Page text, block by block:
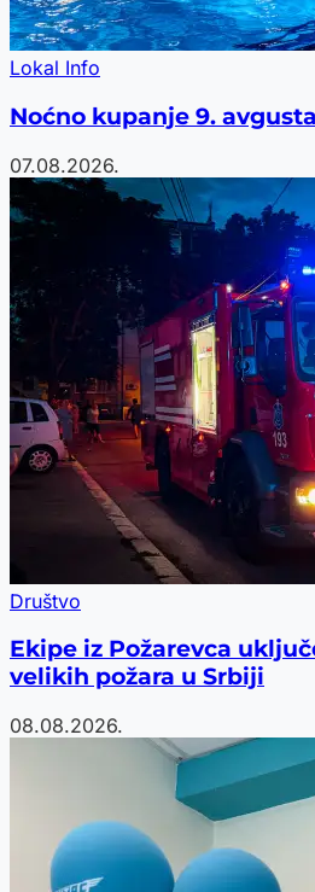
Lokal Info
Noćno kupanje 9. avgusta
07.08.2026.
Društvo
Ekipe iz Požarevca
velikih požara u Srbiji
08.08.2026.